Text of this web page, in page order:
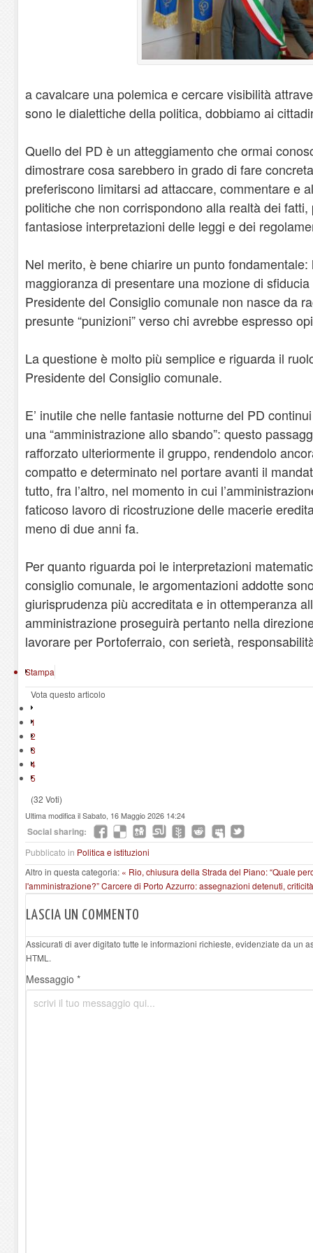
a cavalcare una polemica e cercare visibilità
sono le dialettiche della politica, dobbiamo ai
Quello del PD è un atteggiamento che ormai
dimostrare cosa sarebbero in grado di fare
preferiscono limitarsi ad attaccare, commentare e
politiche che non corrispondono alla realtà dei
fantasiose interpretazioni delle leggi e dei
Nel merito, è bene chiarire un punto
maggioranza di presentare una mozione di
Presidente del Consiglio comunale non nasce da
presunte “punizioni” verso chi avrebbe espresso
La questione è molto più semplice e riguarda il
Presidente del Consiglio comunale.
E’ inutile che nelle fantasie notturne del PD
una “amministrazione allo sbando”: questo
rafforzato ulteriormente il gruppo, rendendolo
compatto e determinato nel portare avanti il
tutto, fra l’altro, nel momento in cui
faticoso lavoro di ricostruzione delle macerie
meno di due anni fa.
Per quanto riguarda poi le interpretazioni
consiglio comunale, le argomentazioni addotte
giurisprudenza più accreditata e in ottemperanza
amministrazione proseguirà pertanto nella
lavorare per Portoferraio, con serietà,
Stampa
Vota questo articolo
1
2
3
4
5
(32 Voti)
Ultima modifica il Sabato, 16 Maggio 2026 14:24
Social sharing:
Pubblicato in Politica e istituzioni
Altro in questa categoria: « Rio, chiusura della Strada del Piano: “Quale
l'amministrazione?”Carcere di Porto Azzurro: assegnazioni detenuti,
LASCIA UN COMMENTO
Assicurati di aver digitato tutte le informazioni richieste, evidenziate da un
HTML.
Messaggio *